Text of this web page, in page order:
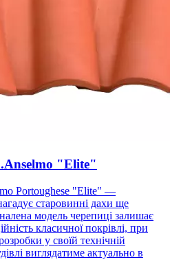
"Elite"
Portoughese "Elite" —
старовинні дахи ще
модель черепиці залишає
класичної покрівлі, при
у своїй технічній
виглядатиме актуально в